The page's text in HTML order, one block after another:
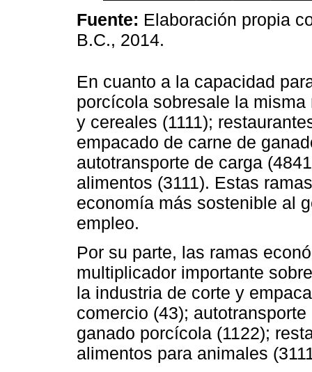
Fuente: Elaboración propia
B.C., 2014.
En cuanto a la capacidad
porcícola sobresale la
y cereales (1111);
empacado de carne de
autotransporte de carga
alimentos (3111). Estas
economía más sostenible al
empleo.
Por su parte, las ramas
multiplicador importante
la industria de corte y
comercio (43);
ganado porcícola (1122);
alimentos para animales